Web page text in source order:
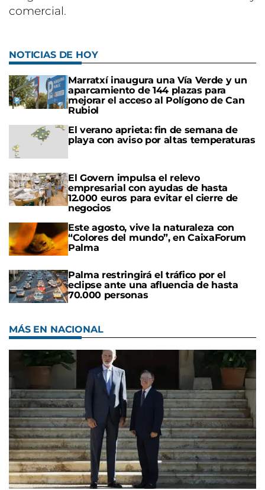
comercial.
NOTICIAS DE HOY
Marratxí inaugura una Vía Verde y un
aparcamiento de 144 plazas para
mejorar el acceso al Polígono de Can
Rubiol
El verano aprieta: fin de semana de
playa con aviso por altas temperaturas
El Govern impulsa el relevo
empresarial con ayudas de hasta
12.000 euros para evitar el cierre de
negocios
Este agosto, vive la naturaleza con
“Colores del mundo”, en CaixaForum
Palma
Palma restringirá el tráfico por el
eclipse ante una afluencia de hasta
70.000 personas
MÁS EN NACIONAL